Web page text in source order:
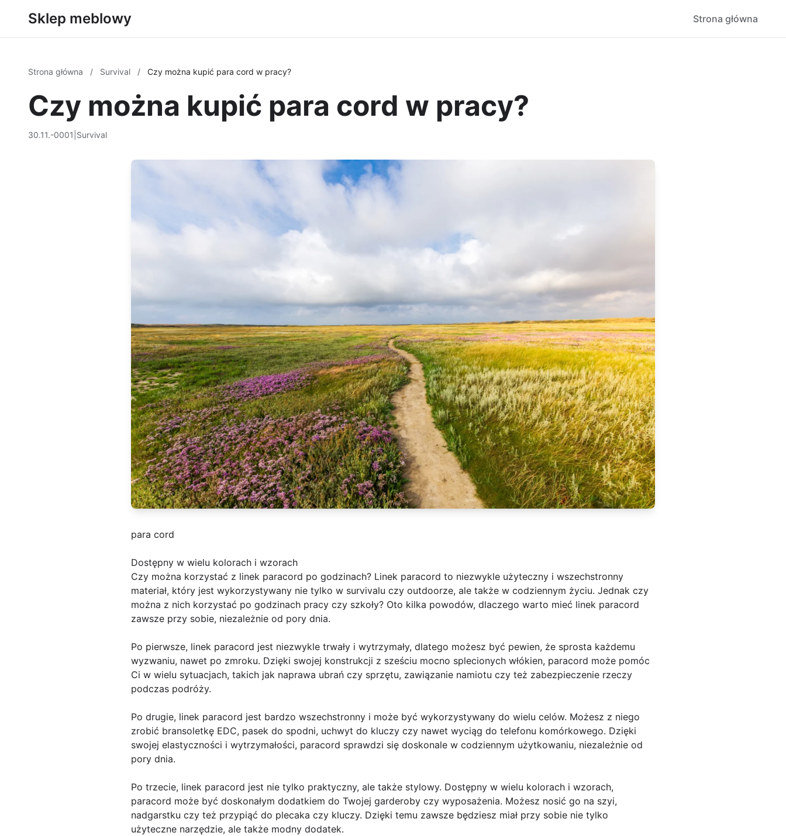
Sklep meblowy Strona główna
Strona główna / Survival / Czy można kupić para cord w pracy?
Czy można kupić para cord w pracy?
30.11.-0001 Survival
para cord
Dostępny w wielu kolorach i wzorach
Czy można korzystać z linek paracord po godzinach? Linek paracord to niezwykle użyteczny i wszechstronny
materiał, który jest wykorzystywany nie tylko w survivalu czy outdoorze, ale także w codziennym życiu. Jednak czy
można z nich korzystać po godzinach pracy czy szkoły? Oto kilka powodów, dlaczego warto mieć linek paracord
zawsze przy sobie, niezależnie od pory dnia.
Po pierwsze, linek paracord jest niezwykle trwały i wytrzymały, dlatego możesz być pewien, że sprosta każdemu
wyzwaniu, nawet po zmroku. Dzięki swojej konstrukcji z sześciu mocno splecionych włókien, paracord może pomóc
Ci w wielu sytuacjach, takich jak naprawa ubrań czy sprzętu, zawiązanie namiotu czy też zabezpieczenie rzeczy
podczas podróży.
Po drugie, linek paracord jest bardzo wszechstronny i może być wykorzystywany do wielu celów. Możesz z niego
zrobić bransoletkę EDC, pasek do spodni, uchwyt do kluczy czy nawet wyciąg do telefonu komórkowego. Dzięki
swojej elastyczności i wytrzymałości, paracord sprawdzi się doskonale w codziennym użytkowaniu, niezależnie od
pory dnia.
Po trzecie, linek paracord jest nie tylko praktyczny, ale także stylowy. Dostępny w wielu kolorach i wzorach,
paracord może być doskonałym dodatkiem do Twojej garderoby czy wyposażenia. Możesz nosić go na szyi,
nadgarstku czy też przypiąć do plecaka czy kluczy. Dzięki temu zawsze będziesz miał przy sobie nie tylko
użyteczne narzędzie, ale także modny dodatek.